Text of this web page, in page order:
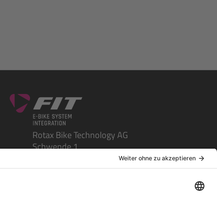
Rotax Bike Technology AG
Schwende 1